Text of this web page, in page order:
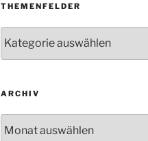
THEMENFELDER
ARCHIV